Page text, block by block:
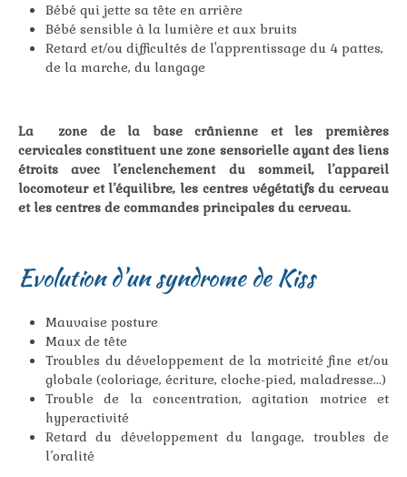
Bébé qui jette sa tête en arrière
Bébé sensible à la lumière et aux bruits
Retard et/ou difficultés de l'apprentissage du 4 pattes,
de la marche, du langage
La zone de la base crânienne et les premières
cervicales constituent une zone sensorielle ayant des liens
étroits avec l’enclenchement du sommeil, l’appareil
locomoteur et l’équilibre, les centres végétatifs du cerveau
et les centres de commandes principales du cerveau.
Evolution d'un syndrome de Kiss
Mauvaise posture
Maux de tête
Troubles du développement de la motricité fine et/ou
globale (coloriage, écriture, cloche-pied, maladresse...)
Trouble de la concentration, agitation motrice et
hyperactivité
Retard du développement du langage, troubles de
l’oralité